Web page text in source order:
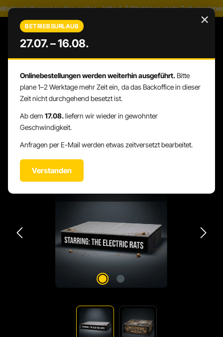
Zum Hauptinhalt springenlaufen weiter – bitte 1–2 Werktage mehr Zeit
DU HAST 0 PRODUKTE AUF DEM
STAGE-DESIGN STAGE-RISER
Bildergalerie überspringen
×
BETRIEBSURLAUB
27.07. – 16.08.
Onlinebestellungen werden weiterhin ausgeführt. Bitte
plane 1–2 Werktage mehr Zeit ein, da das Backoffice in dieser
Zeit nicht durchgehend besetzt ist.
Ab dem 17.08.liefern wir wieder in gewohnter
Geschwindigkeit.
Anfragen per E-Mail werden etwas zeitversetzt bearbeitet.
Verstanden